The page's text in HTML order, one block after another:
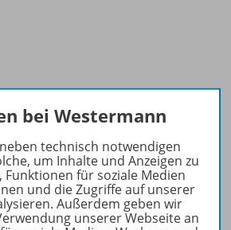
bei Westermann
technisch notwendigen
um Inhalte und Anzeigen zu
für soziale Medien
und die Zugriffe auf unserer
Außerdem geben wir
unserer Webseite an